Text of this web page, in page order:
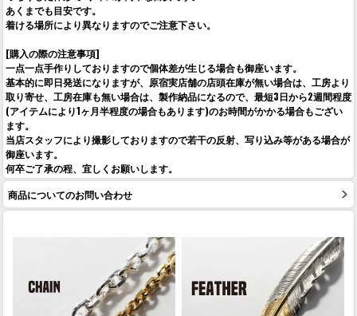
あくまでも目安です。
着ける場所により異なりますのでご注意下さい。
[購入の際の注意事項]
一点一点手作りしておりますので個体差が生じる場合も御座います。
基本的に即日発送になりますが、原宿実店舗の店頭在庫が無い場合は、工房より
取り寄せ、工房在庫も無い場合は、製作納品になるので、最短3日から2週間程度
(アイテムにより1ヶ月半程度の場合もあります)のお時間がかかる場合もござい
ます。
当店スタッフにより撮影しておりますので若干の反射、写り込み等がある場合が
御座います。
何卒ご了承の程、宜しくお願いします。
商品についてのお問い合わせ